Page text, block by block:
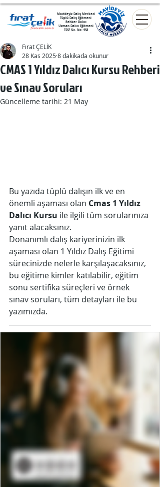
Mavideyiz Dalış Merkezi
Tüplü Dalış Eğitmeni
Rehber Dalıcı
Uzman Dalıcı Eğitmeni
TSSF Sic. No: 958
CMAS 1 Yıldız Dalıcı Kursu Rehberi
ve Sınav Soruları
Fırat ÇELİK
28 Kas 20258 dakikada okunur
Güncelleme tarihi: 21 May
Bu yazıda tüplü dalışın ilk ve en
önemli aşaması olan Cmas 1 Yıldız
Dalıcı Kursu ile ilgili tüm sorularınıza
yanıt alacaksınız.
Donanımlı dalış kariyerinizin ilk
aşaması olan 1 Yıldız Dalış Eğitimi
sürecinizde nelerle karşılaşacaksınız,
bu eğitime kimler katılabilir, eğitim
sonu sertifika süreçleri ve örnek
sınav soruları, tüm detayları ile bu
yazımızda.